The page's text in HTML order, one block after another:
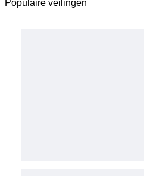
Populaire veilingen